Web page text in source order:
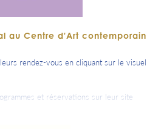
au Centre d'Art contemporain
rendez-vous en cliquant sur le visuel
et réservations sur leur site